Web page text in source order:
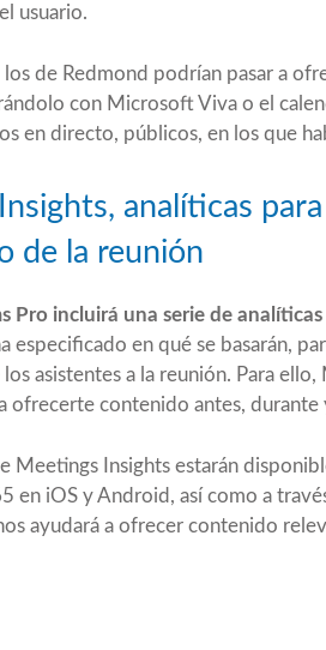
usuario.
los de Redmond podrían pasar a
con Microsoft Viva o el
en directo, públicos, en los que
analíticas
de la reunión
Pro incluirá una serie de
especificado en qué se basarán,
asistentes a la reunión. Para
ofrecerte contenido antes, durante
Meetings Insights estarán
en iOS y Android, así como a
ayudará a ofrecer contenido